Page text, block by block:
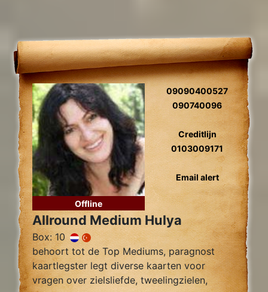
Offline
09090400527
090740096
Creditlijn
0103009171
Email alert
Allround Medium Hulya
Box: 10
behoort tot de Top Mediums, paragnost
kaartlegster legt diverse kaarten voor
vragen over zielsliefde, tweelingzielen,